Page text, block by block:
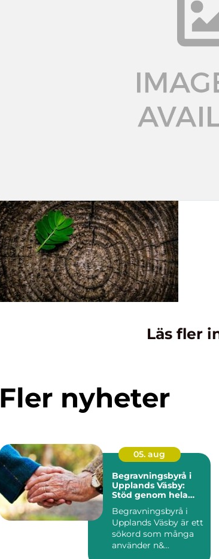
Läs fler
Fler nyheter
05. aug
Begravningsbyrå i
Upplands Väsby:
Stöd genom hela
Begravningsbyrå i
Upplands Väsby är ett
sökord som många
använder n&...